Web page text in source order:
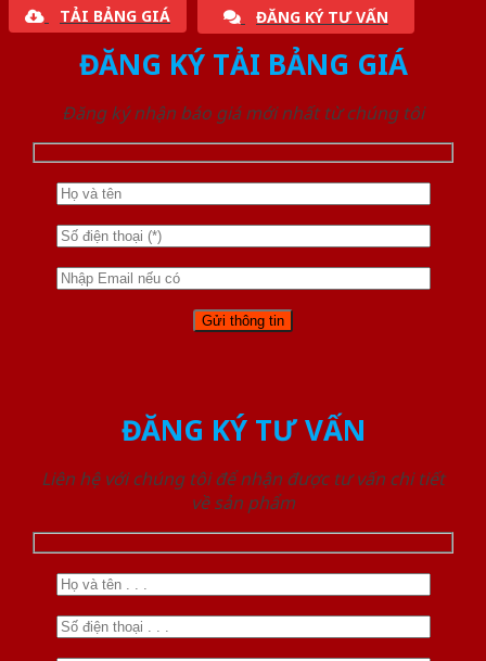
TẢI BẢNG GIÁ ĐĂNG KÝ TƯ VẤN
ĐĂNG KÝ TẢI BẢNG GIÁ
Đăng ký nhận báo giá mới nhất từ chúng tôi
ĐĂNG KÝ TƯ VẤN
Liên hệ với chúng tôi để nhận được tư vấn chi tiết
về sản phẩm